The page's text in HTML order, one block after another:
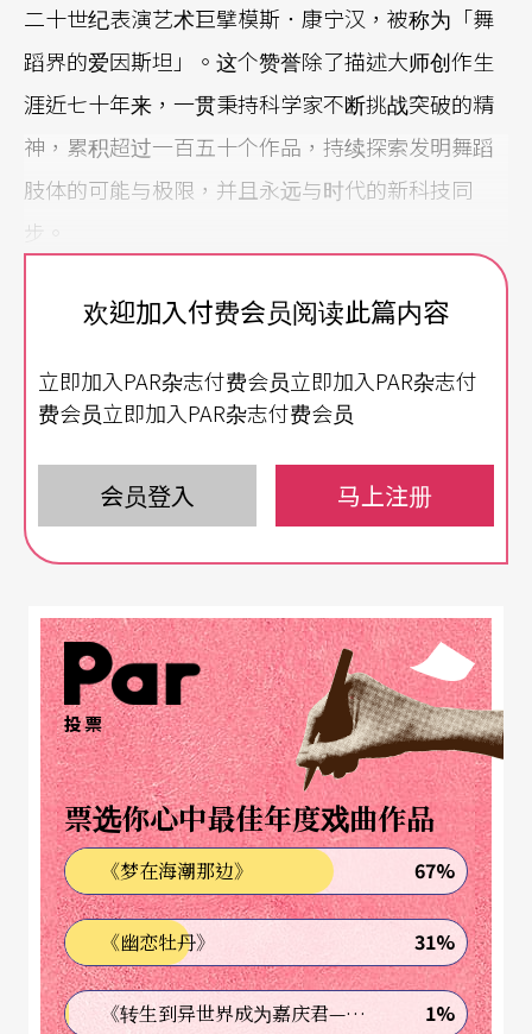
二十世纪表演艺术巨擘模斯．康宁汉，被称为「舞
蹈界的爱因斯坦」。这个赞誉除了描述大师创作生
涯近七十年来，一贯秉持科学家不断挑战突破的精
神，累积超过一百五十个作品，持续探索发明舞蹈
肢体的可能与极限，并且永远与时代的新科技同
步。
譬如早期与艺术家罗森伯格（Robert Rauschenber
尝试将多媒体影片融入舞蹈；九○年代更以电脑软
体编舞；进入新世纪，则在舞团网站上，制作播放
一系列的教学记录影片《与模斯的星期一》Mondys
with Merce。
科学家精神。早在大师去年六月辞世之前，除了完
成可称为精采句点的作品Nearly Ninety，并亲自宣
布了一个舞作的传承计划“The Legacy Plan”，其
中包括了舞团持续两年，直到二○一一年底的世界
巡回演出，舞作并包括失传作品之重建。最后演出
的终点站，将选择回家乡纽约，并将在最后一场灯
暗后，宣布解散舞团，然后以基金会的形式，继续
运作其作品的研究、重建、制作与版权，为后世留
下最科学完整的、大师级人类文化遗产史料。
欢迎加入付费会员阅读此篇内容
立即加入PAR杂志付费会员立即加入PAR杂志付
费会员立即加入PAR杂志付费会员
会员登入 马上注册
投票
票选你心中最佳年度戏曲作品
《梦在海潮那边》 67%
《幽恋牡丹》 31%
《转生到异世界成为嘉庆君—发现我的祖先是诈骗集团!?》 1%